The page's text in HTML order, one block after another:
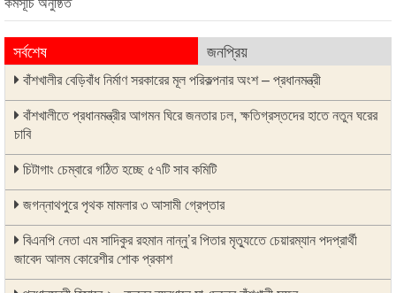
সর্বশেষ জনপ্রিয়
বাঁশখালীর বেড়িবাঁধ নির্মাণ সরকারের মূল পরিকল্পনার অংশ – প্রধানমন্ত্রী
বাঁশখালীতে প্রধানমন্ত্রীর আগমন ঘিরে জনতার ঢল, ক্ষতিগ্রস্তদের হাতে নতুন ঘরের
চাবি
চিটাগাং চেম্বারে গঠিত হচ্ছে ৫৭টি সাব কমিটি
জগন্নাথপুরে পৃথক মামলার ৩ আসামী গ্রেপ্তার
বিএনপি নেতা এম সাদিকুর রহমান নান্নু’র পিতার মৃত্যুতেে চেয়ারম্যান পদপ্রার্থী
জাবেদ আলম কোরেশীর শোক প্রকাশ